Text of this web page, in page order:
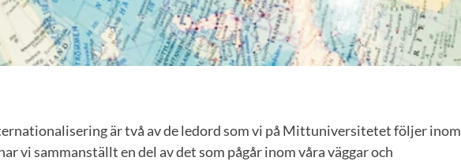
är två av de ledord som vi på Mittuniversitetet följer inom
vi sammanställt en del av det som pågår inom våra väggar och